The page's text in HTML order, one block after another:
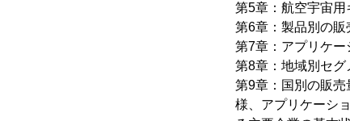
第5章：航空宇宙
第6章：製品別の販
第7章：アプリケー
第8章：地域別セグ
第9章：国別の販
様、アプリケーシ